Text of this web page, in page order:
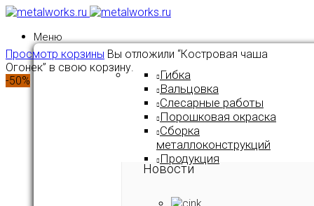
Меню
Гибка
Вальцовка
Слесарные работы
Порошковая окраска
Сборка
металлоконструкций
Продукция
Новости
Просмотр корзины Вы отложили “Костровая чаша
Огонек” в свою корзину.
-50%